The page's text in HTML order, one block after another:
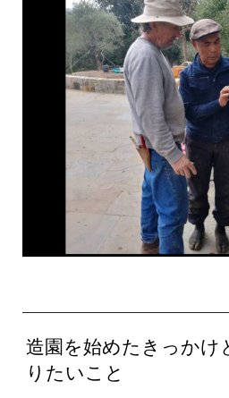
造園を始めたきっかけ
りたいこと